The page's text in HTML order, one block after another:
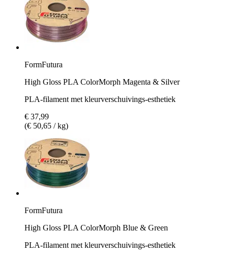
FormFutura
High Gloss PLA ColorMorph Magenta & Silver
PLA-filament met kleurverschuivings-esthetiek
€ 37,99
(€ 50,65 / kg)
FormFutura
High Gloss PLA ColorMorph Blue & Green
PLA-filament met kleurverschuivings-esthetiek